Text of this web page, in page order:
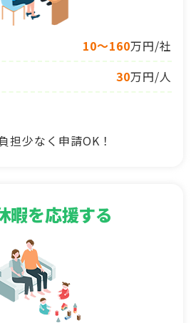
10～160万円/社
30万円/人
担少なく申請OK！
暇を応援する